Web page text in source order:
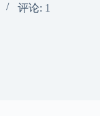
评论: 1